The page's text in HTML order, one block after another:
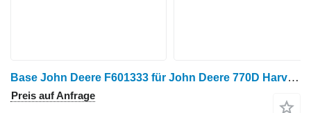
Base John Deere F601333 für John Deere 770D Harvester
Preis auf Anfrage